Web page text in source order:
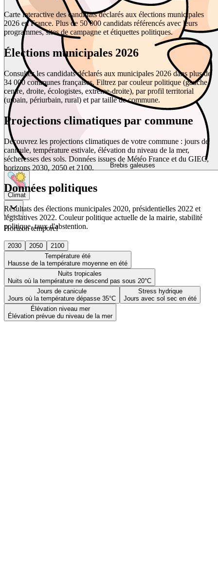
Brebis galeuses
Climat
Horizon temporel
2030 2050
2100
Température été
Hausse de la température moyenne en été
Nuits tropicales
Nuits où la température ne descend pas sous 20°C
Jours de canicule
Jours où la température dépasse 35°C
Stress hydrique
Jours avec sol sec en été
Élévation niveau mer
Élévation prévue du niveau de la mer
Carte interactive des candidats déclarés aux élections municipales
2026 en France. Plus de 50 000 candidats référencés avec leurs
programmes, sites de campagne et étiquettes politiques.
Élections municipales 2026
Consultez les candidats déclarés aux municipales 2026 dans plus de
34 000 communes françaises. Filtrez par couleur politique (gauche,
centre, droite, écologistes, extrême-droite), par profil territorial
(urbain, périurbain, rural) et par taille de commune.
Projections climatiques par commune
Découvrez les projections climatiques de votre commune : jours de
canicule, température estivale, élévation du niveau de la mer,
sécheresses des sols. Données issues de Météo France et du GIEC,
horizons 2030, 2050 et 2100.
Données politiques
Résultats des élections municipales 2020, présidentielles 2022 et
législatives 2022. Couleur politique actuelle de la mairie, stabilité
politique, taux d'abstention.